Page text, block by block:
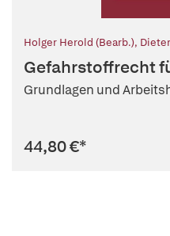
Holger Herold (Bearb.),
Gefahrstoffrecht
Grundlagen und
44,80 €*